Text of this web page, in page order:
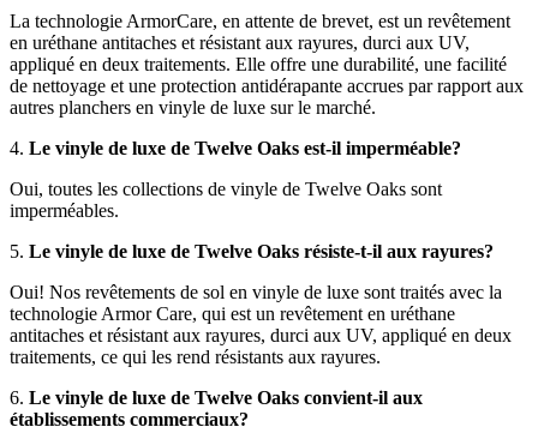
La technologie ArmorCare, en attente de brevet, est un revêtement
en uréthane antitaches et résistant aux rayures, durci aux UV,
appliqué en deux traitements. Elle offre une durabilité, une facilité
de nettoyage et une protection antidérapante accrues par rapport aux
autres planchers en vinyle de luxe sur le marché.
4. Le vinyle de luxe de Twelve Oaks est-il imperméable?
Oui, toutes les collections de vinyle de Twelve Oaks sont
imperméables.
5. Le vinyle de luxe de Twelve Oaks résiste-t-il aux rayures?
Oui! Nos revêtements de sol en vinyle de luxe sont traités avec la
technologie Armor Care, qui est un revêtement en uréthane
antitaches et résistant aux rayures, durci aux UV, appliqué en deux
traitements, ce qui les rend résistants aux rayures.
6. Le vinyle de luxe de Twelve Oaks convient-il aux
établissements commerciaux?